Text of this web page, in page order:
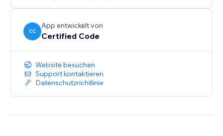
CC
App entwickelt von
Certified Code
Website besuchen
Support kontaktieren
Datenschutzrichtlinie